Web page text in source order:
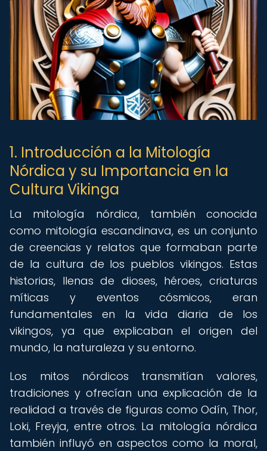
1. Introducción a la Mitología
Nórdica y su Importancia en la
Cultura Vikinga
La mitología nórdica, también conocida
como mitología escandinava, es un conjunto
de creencias y relatos que formaban parte
de la cultura de los pueblos vikingos. Estas
historias, llenas de dioses, héroes, criaturas
míticas y eventos cósmicos, eran
fundamentales en la vida diaria de los
vikingos, ya que explicaban el origen del
mundo, la naturaleza y su entorno.
Los mitos nórdicos transmitían valores,
tradiciones y ofrecían una explicación de la
realidad a través de figuras como Odín, Thor,
Loki, Freyja, entre otros. La mitología nórdica
también influyó en aspectos como la moral,